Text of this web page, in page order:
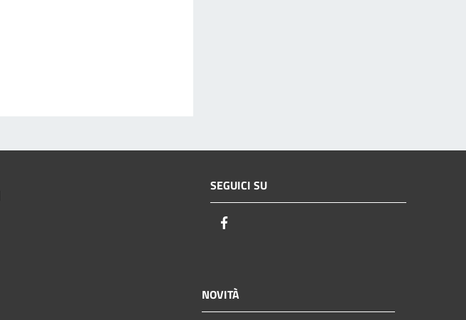
SEGUICI SU
NOVITÀ